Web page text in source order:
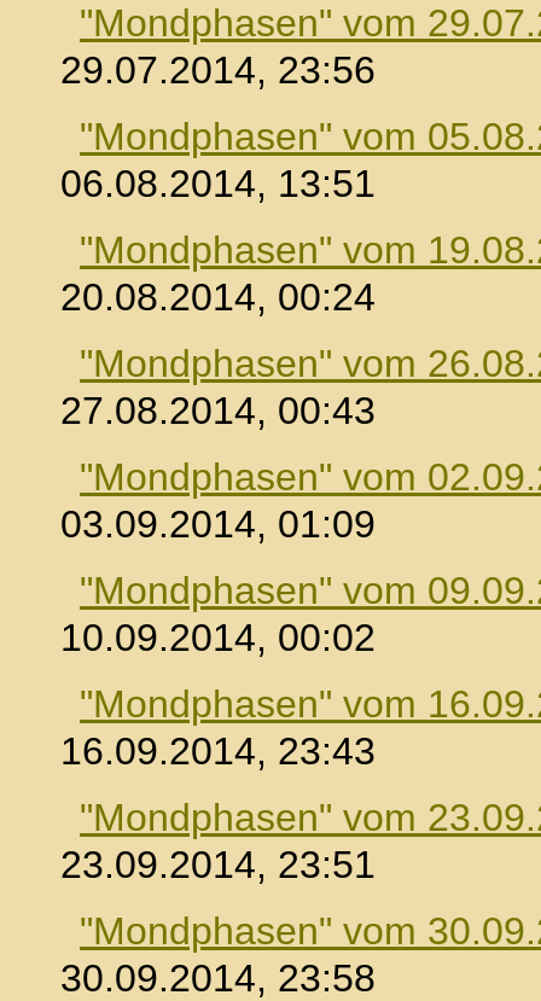
"Mondphasen" vom
29.07.2014, 23:56
"Mondphasen" vom
06.08.2014, 13:51
"Mondphasen" vom
20.08.2014, 00:24
"Mondphasen" vom
27.08.2014, 00:43
"Mondphasen" vom
03.09.2014, 01:09
"Mondphasen" vom
10.09.2014, 00:02
"Mondphasen" vom
16.09.2014, 23:43
"Mondphasen" vom
23.09.2014, 23:51
"Mondphasen" vom
30.09.2014, 23:58